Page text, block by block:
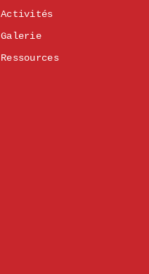
Activités
Galerie
Ressources